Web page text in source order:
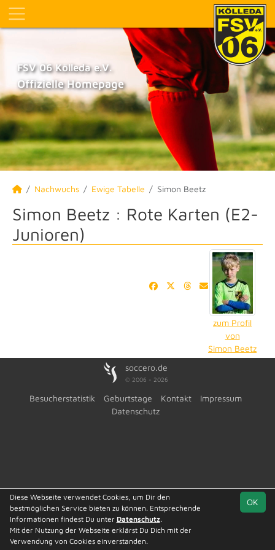
FSV 06 Kölleda e.V.
Offizielle Homepage
Nachwuchs Ewige Tabelle Simon Beetz
Simon Beetz : Rote Karten (E2-
Junioren)
zum Profil
von
Simon Beetz
soccero.de
© 2006 - 2026
Besucherstatistik Geburtstage Kontakt
Impressum
Datenschutz
OK
Diese Webseite verwendet Cookies, um Dir den
bestmöglichen Service bieten zu können. Entsprechende
Informationen findest Du unter Datenschutz.
Mit der Nutzung der Webseite erklärst Du Dich mit der
Verwendung von Cookies einverstanden.